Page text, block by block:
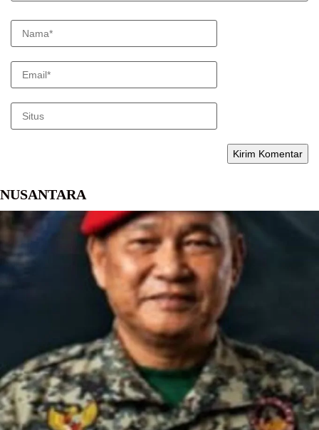
NUSANTARA